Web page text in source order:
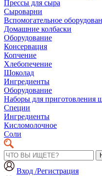
Прессы для сыра
Сыроварни
Вспомогательное
Домашние колбаски
Оборудование
Консервация
Копчение
Хлебопечение
Шоколад
Ингредиенты
Оборудование
Наборы для приготовления
Специи
Ингредиенты
Кисломолочное
Соли
Вход /Регистрация